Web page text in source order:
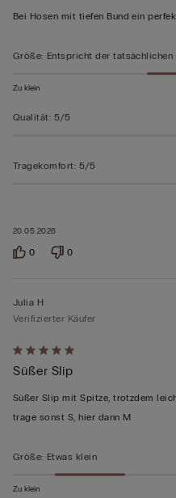
von
bewertet
20.05.2026
Bei Hosen mit tiefen Bund ein
Größe: Entspricht der tatsächlichen
Zu klein
Qualität: 5/5
Tragekomfort: 5/5
0 0
Mit
5
von
5
Julia H
Verifizierter Käufer
Süßer Slip
Süßer Slip mit Spitze, trotzdem
trage sonst S, hier dann M
Größe: Etwas klein
Zu klein